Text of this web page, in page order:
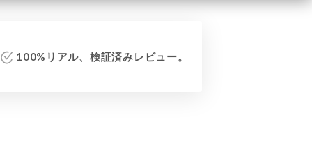
100%リアル、検証済みレビュー。